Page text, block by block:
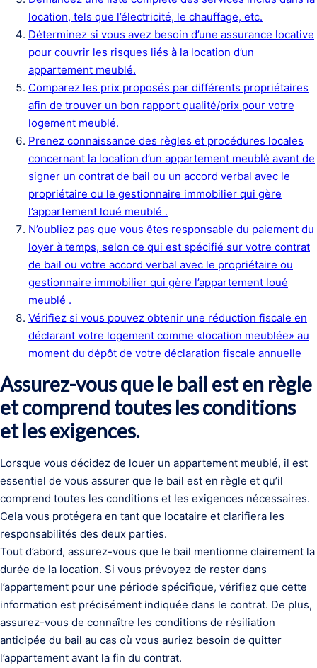
location, tels que l’électricité, le chauffage, etc.
Déterminez si vous avez besoin d’une assurance locative
pour couvrir les risques liés à la location d’un
appartement meublé.
Comparez les prix proposés par différents propriétaires
afin de trouver un bon rapport qualité/prix pour votre
logement meublé.
Prenez connaissance des règles et procédures locales
concernant la location d’un appartement meublé avant de
signer un contrat de bail ou un accord verbal avec le
propriétaire ou le gestionnaire immobilier qui gère
l’appartement loué meublé .
N’oubliez pas que vous êtes responsable du paiement du
loyer à temps, selon ce qui est spécifié sur votre contrat
de bail ou votre accord verbal avec le propriétaire ou
gestionnaire immobilier qui gère l’appartement loué
meublé .
Vérifiez si vous pouvez obtenir une réduction fiscale en
déclarant votre logement comme «location meublée» au
moment du dépôt de votre déclaration fiscale annuelle
Assurez-vous que le bail est en règle
et comprend toutes les conditions
et les exigences.
Lorsque vous décidez de louer un appartement meublé, il est
essentiel de vous assurer que le bail est en règle et qu’il
comprend toutes les conditions et les exigences nécessaires.
Cela vous protégera en tant que locataire et clarifiera les
responsabilités des deux parties.
Tout d’abord, assurez-vous que le bail mentionne clairement la
durée de la location. Si vous prévoyez de rester dans
l’appartement pour une période spécifique, vérifiez que cette
information est précisément indiquée dans le contrat. De plus,
assurez-vous de connaître les conditions de résiliation
anticipée du bail au cas où vous auriez besoin de quitter
l’appartement avant la fin du contrat.